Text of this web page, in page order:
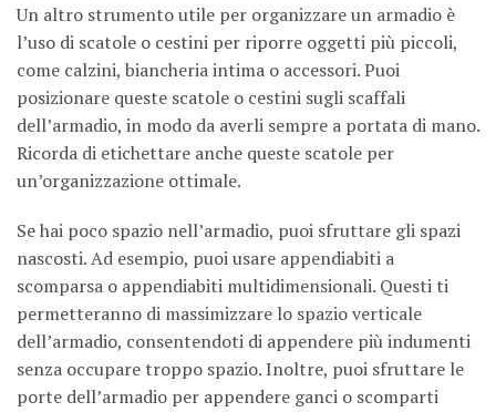
Un altro strumento utile per organizzare un armadio è
l’uso di scatole o cestini per riporre oggetti più piccoli,
come calzini, biancheria intima o accessori. Puoi
posizionare queste scatole o cestini sugli scaffali
dell’armadio, in modo da averli sempre a portata di mano.
Ricorda di etichettare anche queste scatole per
un’organizzazione ottimale.
Se hai poco spazio nell’armadio, puoi sfruttare gli spazi
nascosti. Ad esempio, puoi usare appendiabiti a
scomparsa o appendiabiti multidimensionali. Questi ti
permetteranno di massimizzare lo spazio verticale
dell’armadio, consentendoti di appendere più indumenti
senza occupare troppo spazio. Inoltre, puoi sfruttare le
porte dell’armadio per appendere ganci o scomparti